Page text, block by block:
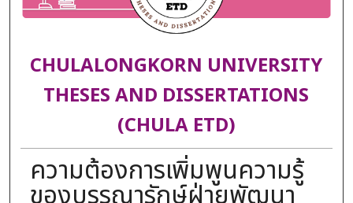
CHULALONGKORN UNIVERSITY
THESES AND DISSERTATIONS
(CHULA ETD)
ความต้องการเพิ่มพูนความรู้